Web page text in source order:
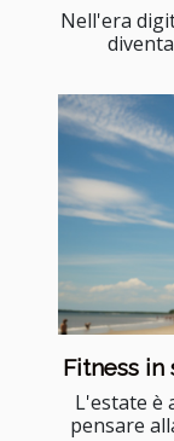
Nell'era
Fitness
L'estate è
pensare